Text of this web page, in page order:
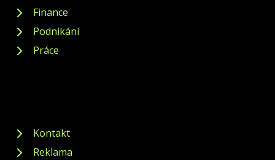
Finance
Podnikání
Práce
Kontakt
Reklama